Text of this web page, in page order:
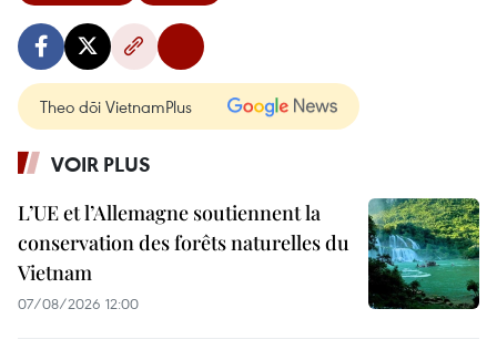
Theo dõi VietnamPlus
VOIR PLUS
L’UE et l’Allemagne soutiennent la
conservation des forêts naturelles du
Vietnam
07/08/2026 12:00